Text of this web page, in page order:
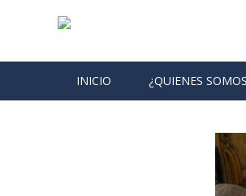
INICIO ¿QUIENES